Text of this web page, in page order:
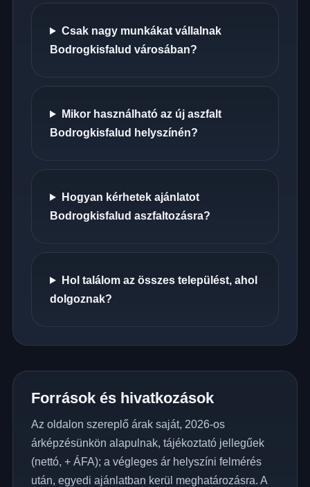
Csak nagy munkákat vállalnak
Bodrogkisfalud városában?
Mikor használható az új aszfalt
Bodrogkisfalud helyszínén?
Hogyan kérhetek ajánlatot
Bodrogkisfalud aszfaltozásra?
Hol találom az összes települést, ahol
dolgoznak?
Források és hivatkozások
Az oldalon szereplő árak saját, 2026-os
árképzésünkön alapulnak, tájékoztató jellegűek
(nettó, + ÁFA); a végleges ár helyszíni felmérés
után, egyedi ajánlatban kerül meghatározásra. A